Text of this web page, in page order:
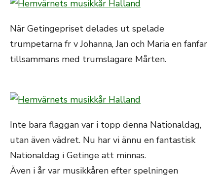
När Getingepriset delades ut spelade
trumpetarna fr v Johanna, Jan och Maria en fanfar
tillsammans med trumslagare Mårten.
Inte bara flaggan var i topp denna Nationaldag,
utan även vädret. Nu har vi ännu en fantastisk
Nationaldag i Getinge att minnas.
Även i år var musikkåren efter spelningen